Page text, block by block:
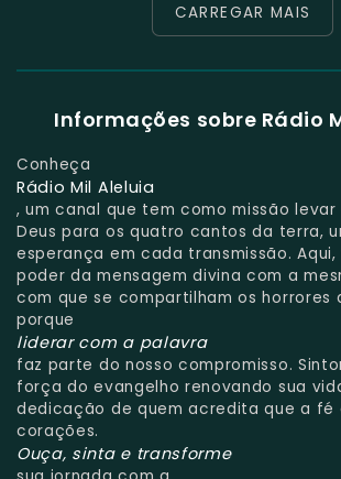
CARREGAR MAIS
Informações sobre Rádio
Conheça
Rádio Mil Aleluia
, um canal que tem como missão
Deus para os quatro cantos da terra,
esperança em cada transmissão.
poder da mensagem divina com a
com que se compartilham os horrores
porque
liderar com a palavra
faz parte do nosso compromisso.
força do evangelho renovando sua
dedicação de quem acredita que a fé
corações.
Ouça, sinta e transforme